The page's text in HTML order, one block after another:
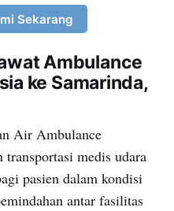
Sekarang
Ambulance
ke Samarinda,
Air Ambulance
transportasi medis udara
pasien dalam kondisi
antar fasilitas